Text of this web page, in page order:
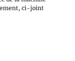
ci-joint